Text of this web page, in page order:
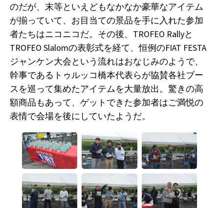
のだが、末等といえどもなかなか豪華なアイテム
が揃っていて、お目当ての景品を手に入れた参加
者たちはニコニコだ。その後、TROFEO Rallyと
TROFEO Slalomの表彰式を経て、恒例のFIAT FESTA
ジャンケン大会という流れはおなじみのようで、
幹事であるトゥルッコ橋本代表らが協賛各社ブー
スを巡って集めたアイテムを大量放出。驚きの高
額商品もあって、ゲットできた参加者はご満悦の
表情で会場を後にしていたようだ。